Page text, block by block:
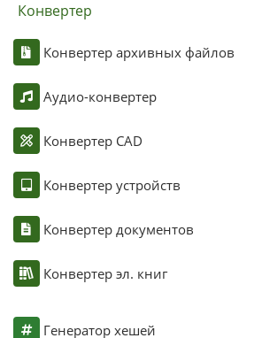
Конвертер
Конвертер архивных файлов
Аудио-конвертер
Конвертер CAD
Конвертер устройств
Конвертер документов
Конвертер эл. книг
Генератор хешей